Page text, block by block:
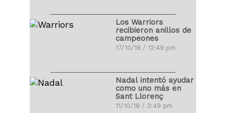
Ronald Vargas se
fracturó la tibia y el
Miguel Cabrera
protagonizó pelea
Los Warriors
recibieron anillos de
campeones
17/10/18 / 12:49 pm
Nadal intentó ayudar
como uno más en
Sant Llorenç
11/10/18 / 3:49 pm